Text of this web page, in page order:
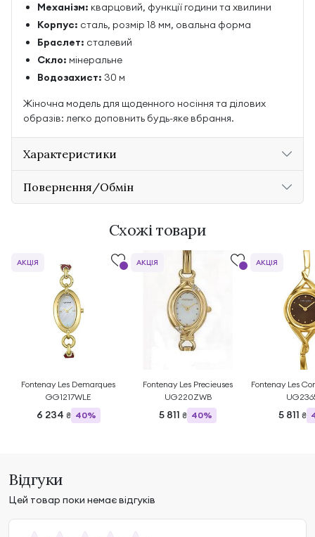
Механізм: кварцовий, функції години та хвилини
Корпус: сталь, розмір 18 мм, овальна форма
Браслет: сталевий
Скло: мінеральне
Водозахист: 30 м
Жіночна модель для щоденного носіння та ділових
образів: легко доповнить будь-яке вбрання.
Характеристики
Повернення/Обмін
Схожі товари
Fontenay Les Demarques
GG1217WLE
6 234 ₴ 40%
АКЦІЯ
Fontenay Les Precieuses
UG220ZWB
5 811 ₴ 40%
АКЦІЯ
Fontenay Les
5 811 ₴
АКЦІЯ
Відгуки
Цей товар поки немає відгуків